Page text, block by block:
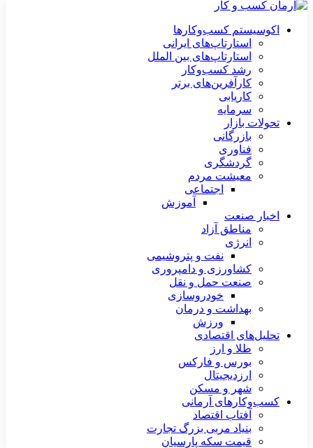
اکوسیستم کسب‌وکارها
استارتاپ‌های ایرانی
استارتاپ‌های بین الملل
رشد کسب‌وکار
کارآفرین‌های برتر
کاریابی
سرمایه
تحولات بازار
بازرگانی
فناوری
گردشگری
معیشت مردم
اجتماعی
آموزش
اخبار صنعت
مناطق آزاد
انرژی
نفت و پتروشیمی
کشاورزی و دامپروری
صنعت حمل و نقل
خودروسازی
بهداشت و درمان
ورزش
تحلیل‌های اقتصادی
طلا و ارز
بورس و فارکس
ارزدیجیتال
شهر و مسکن
کسب‌وکارهای آرمانی
آفتاب اقتصاد
بنیاد مربی بزرگ تجارت
قیمت سکه پارسیان